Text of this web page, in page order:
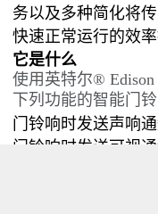
务以及多种简化将
快速正常运行的效
它是什么
使用英特尔®
下列功能的智能门铃
门铃响时发送声响通
门铃响时发送可视通